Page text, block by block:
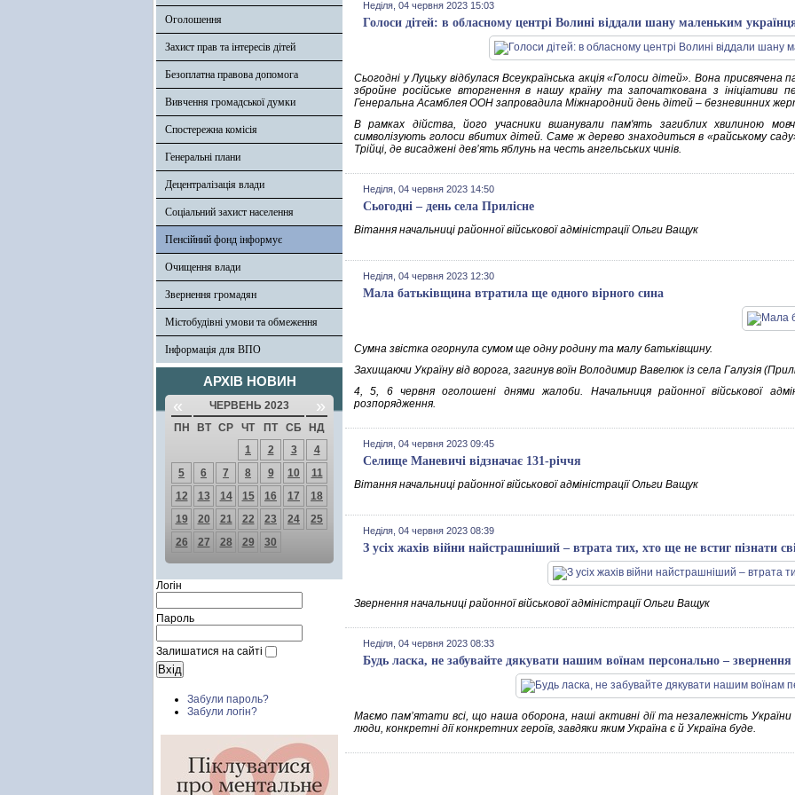
Оголошення
Захист прав та інтересів дітей
Безоплатна правова допомога
Вивчення громадської думки
Спостережна комісія
Генеральні плани
Децентралізація влади
Соціальний захист населення
Пенсійний фонд інформує
Очищення влади
Звернення громадян
Містобудівні умови та обмеження
Інформація для ВПО
АРХІВ НОВИН
« ЧЕРВЕНЬ 2023 »
ПН ВТ СР ЧТ ПТ СБ
НД
1
2 3
4
5
6 7 8 9 10
11
12
13 14 15 16 17
18
19
20 21 22 23 24
25
26
27 28 29 30
Логін
Пароль
Залишатися на сайті
Забули пароль?
Забули логін?
Неділя, 04 червня 2023 15:03
Голоси дітей: в обласному центрі Волині віддали шану маленьким
Сьогодні у Луцьку відбулася Всеукраїнська акція «Голоси дітей». Вона присвячена
збройне російське вторгнення в нашу країну та започаткована з ініціативи
Генеральна Асамблея ООН запровадила Міжнародний день дітей – безневинних
В рамках дійства, його учасники вшанували пам'ять загиблих хвилиною
символізують голоси вбитих дітей. Саме ж дерево знаходиться в «райському
Трійці, де висаджені дев’ять яблунь на честь ангельських чинів.
Неділя, 04 червня 2023 14:50
Сьогодні – день села Прилісне
Вітання начальниці районної військової адміністрації Ольги Ващук
Неділя, 04 червня 2023 12:30
Мала батьківщина втратила ще одного вірного сина
Сумна звістка огорнула сумом ще одну родину та малу батьківщину.
Захищаючи Україну від ворога, загинув воїн Володимир Вавелюк із села Галузія
4, 5, 6 червня оголошені днями жалоби. Начальниця районної військової
розпорядження.
Неділя, 04 червня 2023 09:45
Селище Маневичі відзначає 131-річчя
Вітання начальниці районної військової адміністрації Ольги Ващук
Неділя, 04 червня 2023 08:39
З усіх жахів війни найстрашніший – втрата тих, хто ще не встиг пізнати
Звернення начальниці районної військової адміністрації Ольги Ващук
Неділя, 04 червня 2023 08:33
Будь ласка, не забувайте дякувати нашим воїнам персонально –
Маємо пам’ятати всі, що наша оборона, наші активні дії та незалежність
люди, конкретні дії конкретних героїв, завдяки яким Україна є й Україна буде.